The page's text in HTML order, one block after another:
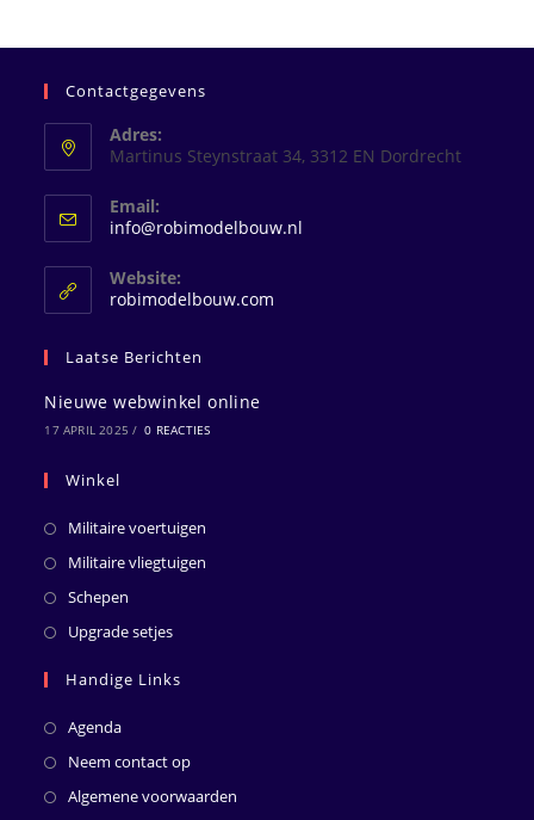
Contactgegevens
Adres:
Martinus Steynstraat 34, 3312 EN Dordrecht
Email:
info@robimodelbouw.nl
Website:
robimodelbouw.com
Laatse Berichten
Nieuwe webwinkel online
17 APRIL 2025 / 0 REACTIES
Winkel
Militaire voertuigen
Militaire vliegtuigen
Schepen
Upgrade setjes
Handige Links
Agenda
Neem contact op
Algemene voorwaarden